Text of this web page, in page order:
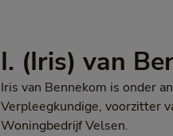
I. (Iris) van
Iris van Bennekom is onder
Verpleegkundige, voorzitter
Woningbedrijf Velsen.